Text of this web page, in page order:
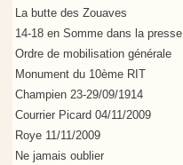
La butte des Zouaves
14-18 en Somme dans la presse
Ordre de mobilisation générale
Monument du 10ème RIT
Champien 23-29/09/1914
Courrier Picard 04/11/2009
Roye 11/11/2009
Ne jamais oublier